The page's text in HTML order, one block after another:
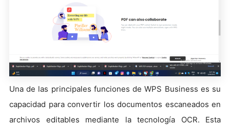
Una de las principales funciones de WPS Business es su
capacidad para convertir los documentos escaneados en
archivos editables mediante la tecnología OCR. Esta